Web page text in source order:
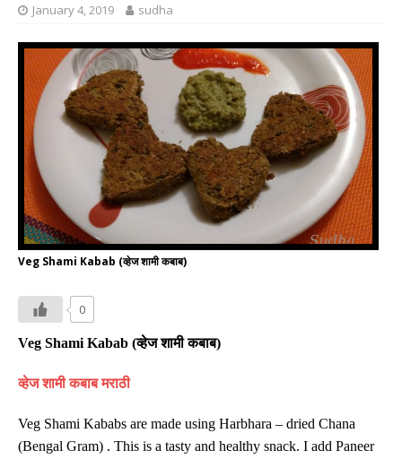
January 4, 2019 sudha
Veg Shami Kabab (व्हेज शामी कबाब)
0
Veg Shami Kabab (व्हेज शामी कबाब)
व्हेज शामी कबाब मराठी
Veg Shami Kababs are made using Harbhara – dried Chana
(Bengal Gram) . This is a tasty and healthy snack. I add Paneer